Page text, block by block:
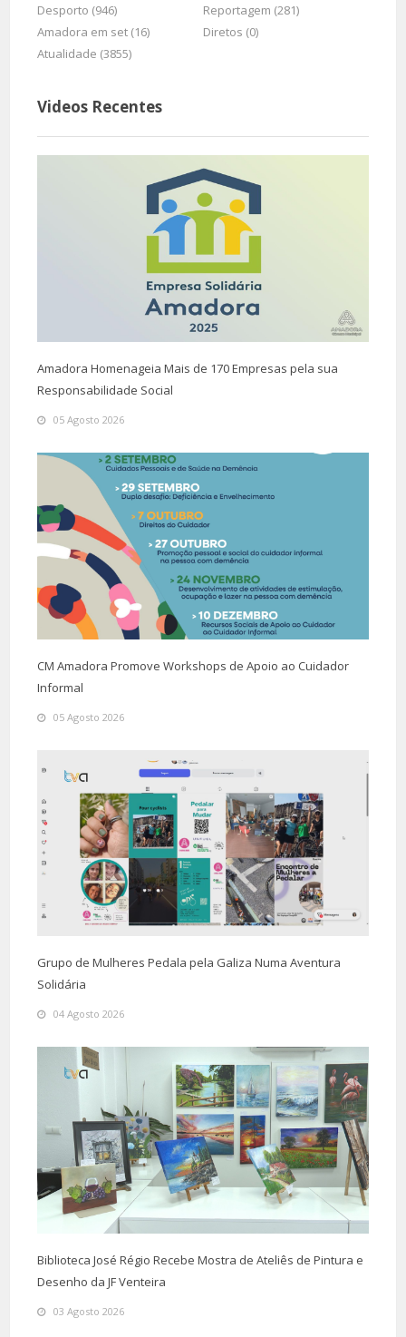
Desporto (946)
Reportagem (281)
Amadora em set (16)
Diretos (0)
Atualidade (3855)
Videos Recentes
Amadora Homenageia Mais de 170 Empresas pela sua
Responsabilidade Social
05 Agosto 2026
CM Amadora Promove Workshops de Apoio ao Cuidador
Informal
05 Agosto 2026
Grupo de Mulheres Pedala pela Galiza Numa Aventura
Solidária
04 Agosto 2026
Biblioteca José Régio Recebe Mostra de Ateliês de Pintura e
Desenho da JF Venteira
03 Agosto 2026